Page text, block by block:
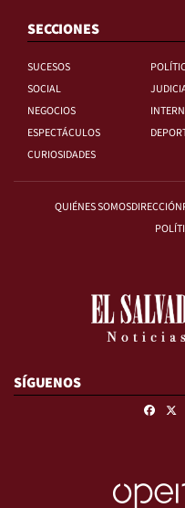
SECCIONES
SUCESOS
SOCIAL
NEGOCIOS
ESPECTÁCULOS
CURIOSIDADES
QUIÉNES SOMOSDIRECCIÓN
SÍGUENOS